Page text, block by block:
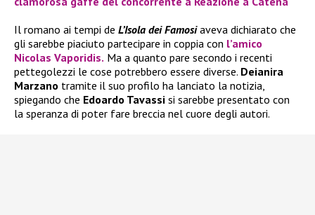
Il romano ai tempi de L’Isola dei Famosiaveva dichiarato che
gli sarebbe piaciuto partecipare in coppia con l’amico
Nicolas Vaporidis. Ma a quanto pare secondo i recenti
pettegolezzi le cose potrebbero essere diverse. Deianira
Marzano tramite il suo profilo ha lanciato la notizia,
spiegando che Edoardo Tavassi si sarebbe presentato con
la speranza di poter fare breccia nel cuore degli autori.